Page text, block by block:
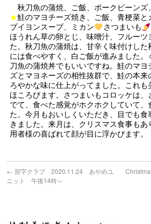
秋刀魚の蒲焼、ご飯、ポークビーンズ
★鮭のマヨチーズ焼き、ご飯、青梗菜と
ブイヨンスープ、ミカン
さつまいも
ほうれん草の卵とじ、味噌汁、フルーツ
た。秋刀魚の蒲焼は、甘辛く味付けし
には食べやすく、白ご飯が進みました
刀魚の蒲焼丼でもいいですね。鮭のマ
ズとマヨネーズの相性抜群で、鮭の本来
ろやかな味に仕上がってました。これ
ほころびます。さつまいもコロッケは
でて、食べた感覚がホクホクしていて、
た。今月もおいしくいただき、目でも
きました。来月は、クリスマス食事も
用者様の喜ばれて顔が目に浮かびます。
← 習字クラブ 2020.11.24 あやめユ
ニット 午後14時～